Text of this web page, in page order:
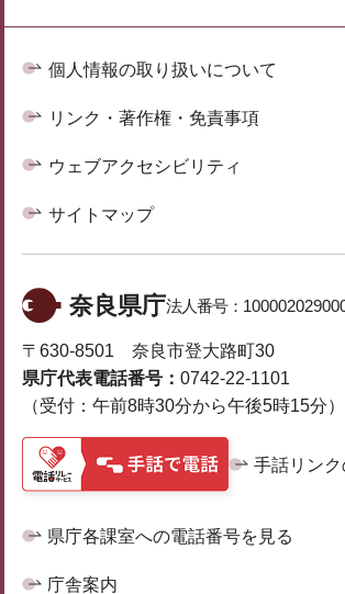
個人情報の取り扱いについて
リンク・著作権・免責事項
ウェブアクセシビリティ
サイトマップ
奈良県庁法人番号：
〒630-8501 奈良市登大路町30
県庁代表電話番号： 0742-22-1101
（受付：午前8時30分から午後5時15分）
手話リン
県庁各課室への電話番号を見る
庁舎案内